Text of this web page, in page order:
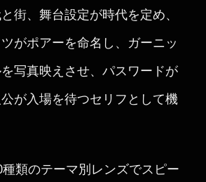
街、舞台設定が時代を定め、
がポアーを命名し、ガーニッ
写真映えさせ、パスワードが
が入場を待つセリフとして機
類のテーマ別レンズでスピー